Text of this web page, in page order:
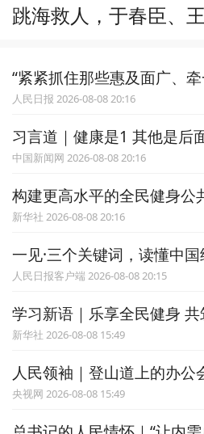
跳海救人，于春臣、
“紧紧抓住那些惠及面广、
人民日报 2026-08-08 20:16
习言道｜健康是1 其他是后
中国新闻网 2026-08-08 20:16
构建更高水平的全民健身公
新华社 2026-08-08 20:16
一见·三个关键词，读懂中国
人民日报客户端 2026-08-08 20:15
学习新语｜乐享全民健身
新华社 2026-08-08 15:49
人民领袖｜登山道上的办公
央视网 2026-08-08 15:49